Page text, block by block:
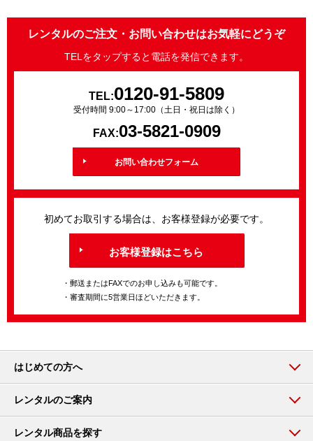
レンタルのご注文・お問い合わせはお気軽にどうぞ
TELをタップすると電話を発信できます。
TEL:0120-91-5809
受付時間 9:00～17:00（土日・祝日は除く）
FAX:03-5821-0909
お問い合わせフォーム
初めてお取引する場合は、お客様登録が必要です。
お客様登録はこちら
・郵送またはFAXでのお申し込みも可能です。
・審査期間に5営業日ほどいただきます。
はじめての方へ
レンタルのご案内
レンタル商品を探す